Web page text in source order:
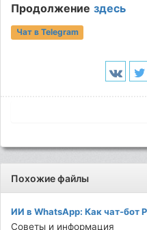
Продолжение здесь
Чат в Telegram
Похожие файлы
ИИ в WhatsApp: Как чат-бот
Советы и информация